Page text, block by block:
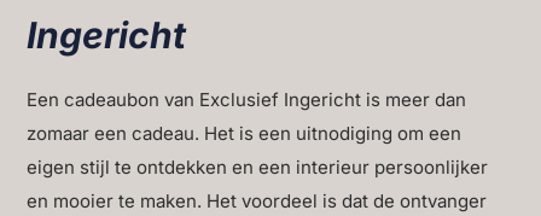
Ingericht
Een cadeaubon van Exclusief Ingericht is meer dan
zomaar een cadeau. Het is een uitnodiging om een
eigen stijl te ontdekken en een interieur persoonlijker
en mooier te maken. Het voordeel is dat de ontvanger